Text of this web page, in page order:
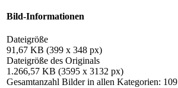
Bild-Informationen
Dateigröße
91,67 KB (399 x 348 px)
Dateigröße des Originals
1.266,57 KB (3595 x 3132 px)
Gesamtanzahl Bilder in allen Kategorien: 109